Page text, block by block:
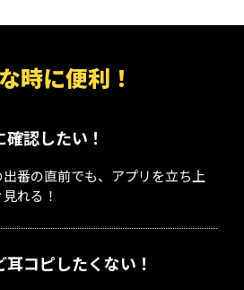
時に便利！
認したい！
番の直前でも、アプリを立ち上
れる！
コピしたくない！